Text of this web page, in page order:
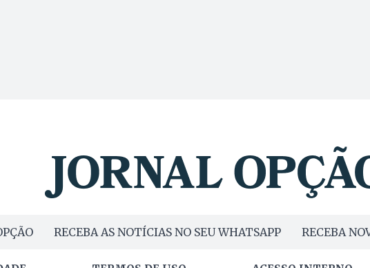
RECEBA AS NOTÍCIAS NO SEU WHATSAPP RECEBA